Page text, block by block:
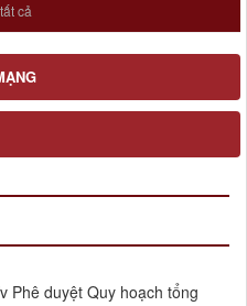
có liên quan và cộng động
cả
cải cách hành chính nhà
Hà Nội giai đoạn 2026 -
duyệt Quy hoạch tổng